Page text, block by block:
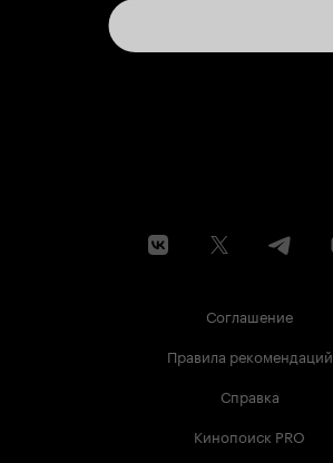
Соглашение
Правила рекомендаций
Справка
Кинопоиск PRO